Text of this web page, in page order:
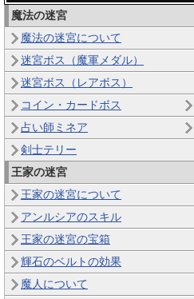
魔法の迷宮
魔法の迷宮について
迷宮ボス（魔軍メダル）
迷宮ボス（レアボス）
コイン・カードボス
占い師ミネア
剣士テリー
王家の迷宮
王家の迷宮について
アンルシアのスキル
王家の迷宮の宝箱
輝石のベルトの効果
魔人について